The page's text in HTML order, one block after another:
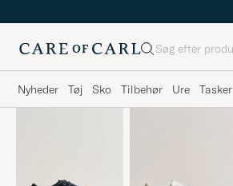
Søg
Nyheder Tøj Sko Tilbehør Ure Tasker